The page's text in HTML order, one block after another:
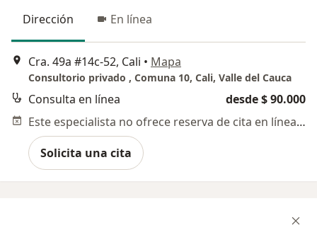
Dirección En línea
Cra. 49a #14c-52, Cali • Mapa
Consultorio privado , Comuna 10, Cali, Valle del Cauca
Consulta en línea
desde $ 90.000
Este especialista no ofrece reserva de cita en línea en esta dirección.
Solicita una cita